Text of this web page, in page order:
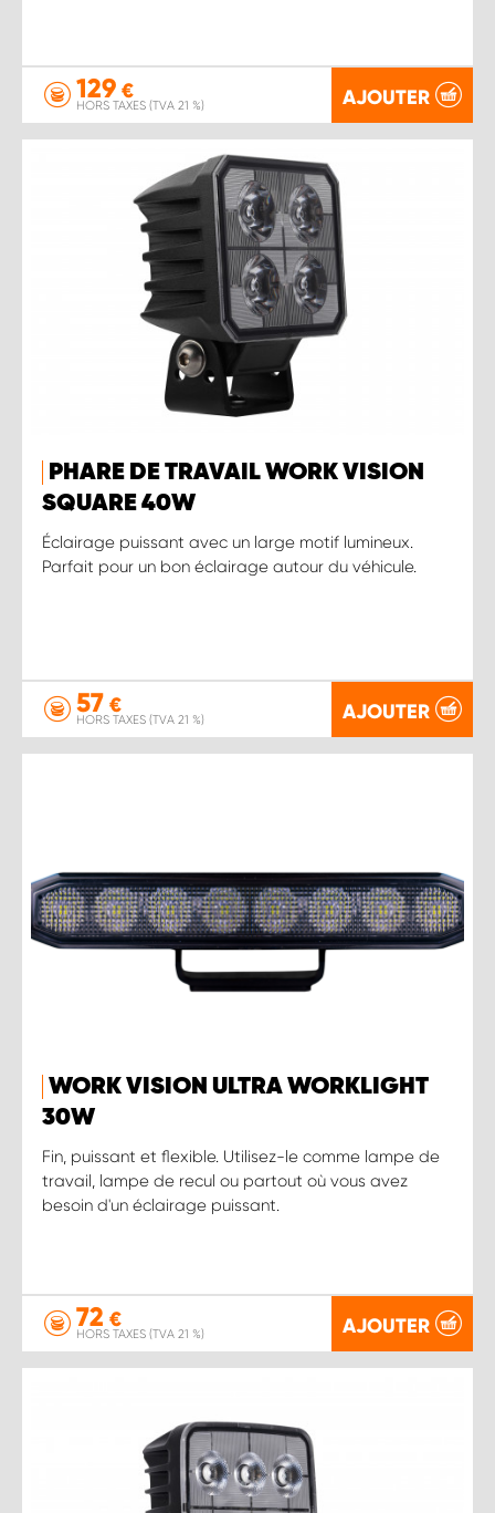
129 €
HORS TAXES (TVA 21 %) AJOUTER
PHARE DE TRAVAIL WORK VISION
SQUARE 40W
Éclairage puissant avec un large motif lumineux.
Parfait pour un bon éclairage autour du véhicule.
57 €
HORS TAXES (TVA 21 %) AJOUTER
WORK VISION ULTRA WORKLIGHT
30W
Fin, puissant et flexible. Utilisez-le comme lampe de
travail, lampe de recul ou partout où vous avez
besoin d'un éclairage puissant.
72 €
HORS TAXES (TVA 21 %) AJOUTER